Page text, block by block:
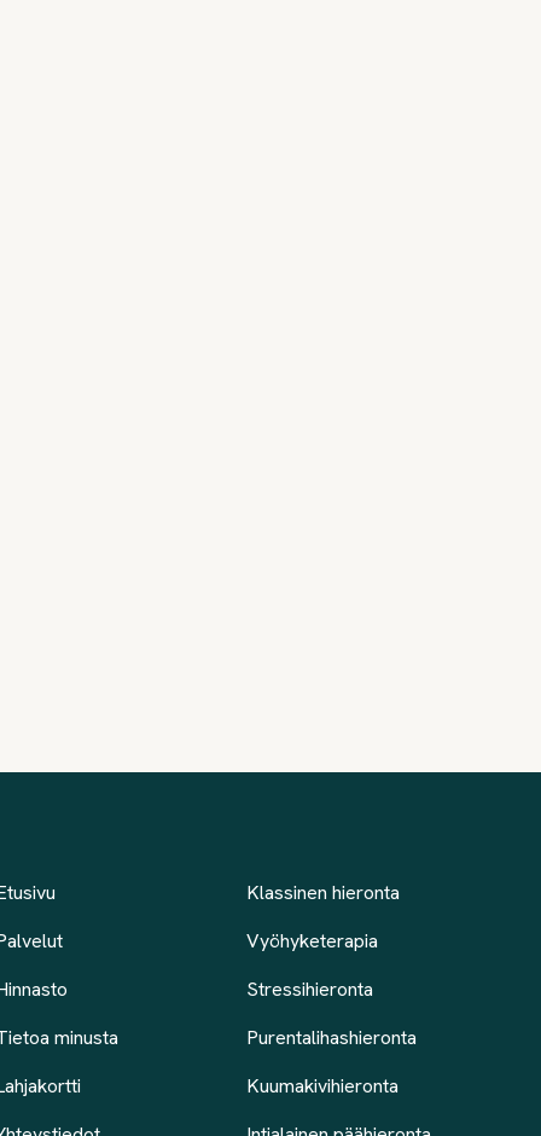
minusta
Klassinen hieronta
Vyöhyketerapia
Stressihieronta
Purentalihashieronta
Kuumakivihieronta